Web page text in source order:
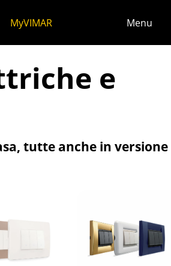
MyVIMAR Menu
e
tutte anche in versione